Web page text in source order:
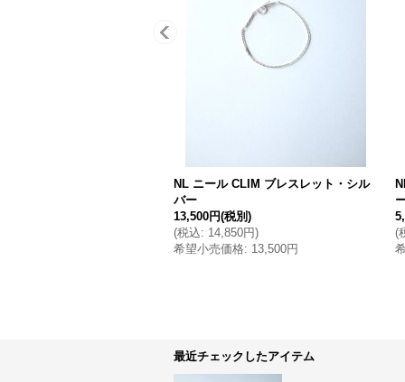
NL ニール CLIM ブレスレット・シル
バー
13,500円(税別)
(税込: 14,850円)
希望小売価格: 13,500円
(
最近チェックしたアイテム